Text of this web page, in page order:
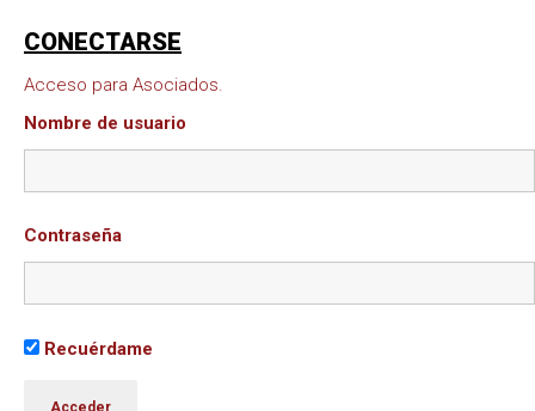
CONECTARSE
Acceso para Asociados.
Nombre de usuario
Contraseña
Recuérdame